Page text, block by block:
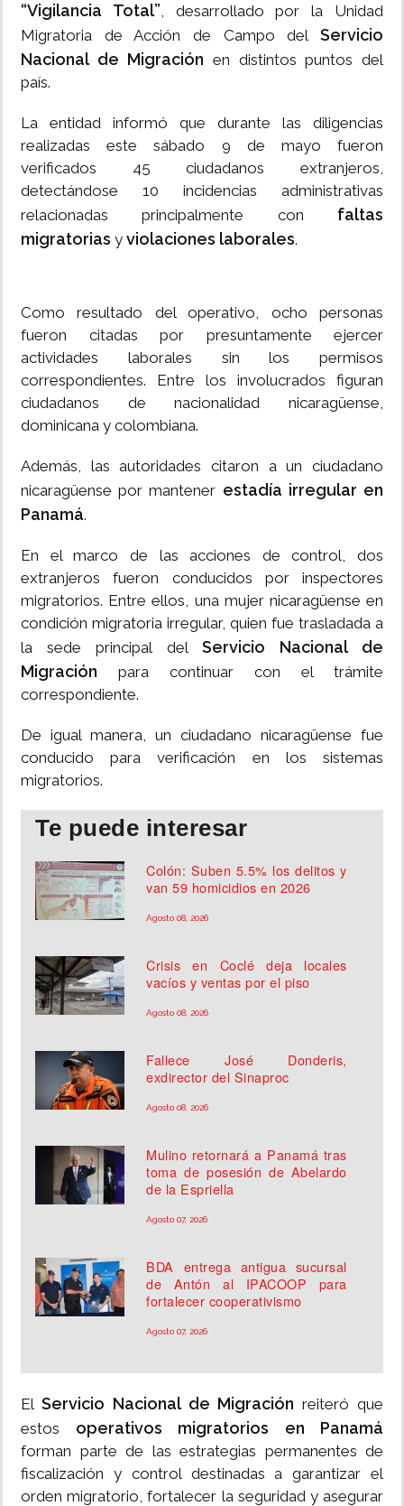
“Vigilancia Total”, desarrollado por la Unidad
Migratoria de Acción de Campo del Servicio
Nacional de Migración en distintos puntos del
país.
La entidad informó que durante las diligencias
realizadas este sábado 9 de mayo fueron
verificados 45 ciudadanos extranjeros,
detectándose 10 incidencias administrativas
relacionadas principalmente con faltas
migratorias y violaciones laborales.
Como resultado del operativo, ocho personas
fueron citadas por presuntamente ejercer
actividades laborales sin los permisos
correspondientes. Entre los involucrados figuran
ciudadanos de nacionalidad nicaragüense,
dominicana y colombiana.
Además, las autoridades citaron a un ciudadano
nicaragüense por mantener estadía irregular en
Panamá.
En el marco de las acciones de control, dos
extranjeros fueron conducidos por inspectores
migratorios. Entre ellos, una mujer nicaragüense en
condición migratoria irregular, quien fue trasladada a
la sede principal del Servicio Nacional de
Migración para continuar con el trámite
correspondiente.
De igual manera, un ciudadano nicaragüense fue
conducido para verificación en los sistemas
migratorios.
Te puede interesar
Colón: Suben 5.5% los delitos y
van 59 homicidios en 2026
Agosto 08, 2026
Crisis en Coclé deja locales
vacíos y ventas por el piso
Agosto 08, 2026
Fallece José Donderis,
exdirector del Sinaproc
Agosto 08, 2026
Mulino retornará a Panamá tras
toma de posesión de Abelardo
de la Espriella
Agosto 07, 2026
BDA entrega antigua sucursal
de Antón al IPACOOP para
fortalecer cooperativismo
Agosto 07, 2026
El Servicio Nacional de Migración reiteró que
estos operativos migratorios en Panamá
forman parte de las estrategias permanentes de
fiscalización y control destinadas a garantizar el
orden migratorio, fortalecer la seguridad y asegurar